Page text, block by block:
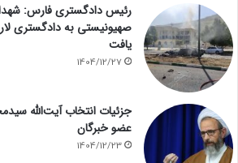
رئیس دادگستری فارس:
یافت
1404/12/27
جزئیات انتخاب آیت‌الله
عضو خبرگان
1404/12/23